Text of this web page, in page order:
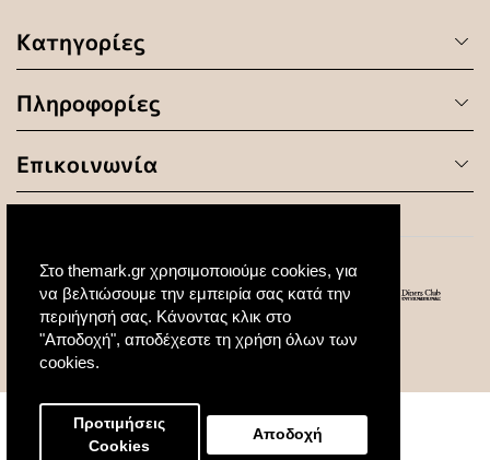
Στο themark.gr χρησιμοποιούμε cookies, για
να βελτιώσουμε την εμπειρία σας κατά την
περιήγησή σας. Κάνοντας κλικ στο
"Αποδοχή", αποδέχεστε τη χρήση όλων των
cookies.
Προτιμήσεις
Cookies
Αποδοχή
Κατηγορίες
Πληροφορίες
Επικοινωνία
© 2020 All Rights Reserved. Created by